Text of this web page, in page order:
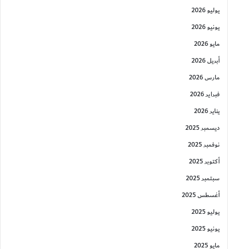
يوليو 2026
يونيو 2026
مايو 2026
أبريل 2026
مارس 2026
فبراير 2026
يناير 2026
ديسمبر 2025
نوفمبر 2025
أكتوبر 2025
سبتمبر 2025
أغسطس 2025
يوليو 2025
يونيو 2025
مايو 2025